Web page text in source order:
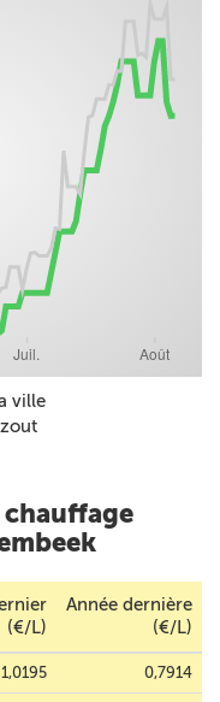
ville
(€/L)
Année dernière
(€/L)
1,0195 0,7914